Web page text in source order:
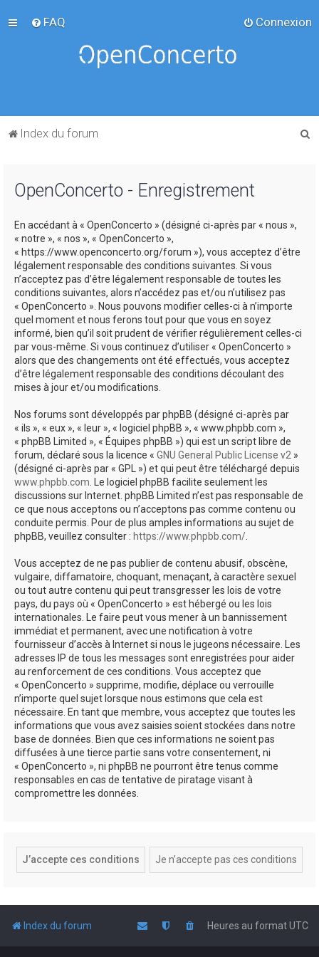
FAQ Connexion
Index du forum
OpenConcerto - Enregistrement
En accédant à « OpenConcerto » (désigné ci-après par « nous »,
« notre », « nos », « OpenConcerto »,
« https://www.openconcerto.org/forum »), vous acceptez d’être
légalement responsable des conditions suivantes. Si vous
n’acceptez pas d’être légalement responsable de toutes les
conditions suivantes, alors n’accédez pas et/ou n’utilisez pas
« OpenConcerto ». Nous pouvons modifier celles-ci à n’importe
quel moment et nous ferons tout pour que vous en soyez
informé, bien qu’il soit prudent de vérifier régulièrement celles-ci
par vous-même. Si vous continuez d’utiliser « OpenConcerto »
alors que des changements ont été effectués, vous acceptez
d’être légalement responsable des conditions découlant des
mises à jour et/ou modifications.
Nos forums sont développés par phpBB (désigné ci-après par
« ils », « eux », « leur », « logiciel phpBB », « www.phpbb.com »,
« phpBB Limited », « Équipes phpBB ») qui est un script libre de
forum, déclaré sous la licence « GNU General Public License v2 »
(désigné ci-après par « GPL ») et qui peut être téléchargé depuis
www.phpbb.com. Le logiciel phpBB facilite seulement les
discussions sur Internet. phpBB Limited n’est pas responsable de
ce que nous acceptons ou n’acceptons pas comme contenu ou
conduite permis. Pour de plus amples informations au sujet de
phpBB, veuillez consulter : https://www.phpbb.com/.
Vous acceptez de ne pas publier de contenu abusif, obscène,
vulgaire, diffamatoire, choquant, menaçant, à caractère sexuel
ou tout autre contenu qui peut transgresser les lois de votre
pays, du pays où « OpenConcerto » est hébergé ou les lois
internationales. Le faire peut vous mener à un bannissement
immédiat et permanent, avec une notification à votre
fournisseur d’accès à Internet si nous le jugeons nécessaire. Les
adresses IP de tous les messages sont enregistrées pour aider
au renforcement de ces conditions. Vous acceptez que
« OpenConcerto » supprime, modifie, déplace ou verrouille
n’importe quel sujet lorsque nous estimons que cela est
nécessaire. En tant que membre, vous acceptez que toutes les
informations que vous avez saisies soient stockées dans notre
base de données. Bien que ces informations ne soient pas
diffusées à une tierce partie sans votre consentement, ni
« OpenConcerto », ni phpBB ne pourront être tenus comme
responsables en cas de tentative de piratage visant à
compromettre les données.
Index du forum Heures au formatUTC